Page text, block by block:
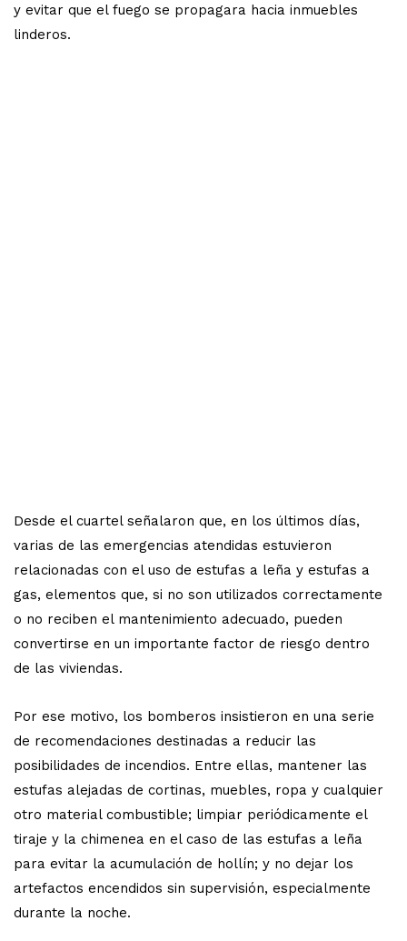
y evitar que el fuego se propagara hacia inmuebles
linderos.
Desde el cuartel señalaron que, en los últimos días,
varias de las emergencias atendidas estuvieron
relacionadas con el uso de estufas a leña y estufas a
gas, elementos que, si no son utilizados correctamente
o no reciben el mantenimiento adecuado, pueden
convertirse en un importante factor de riesgo dentro
de las viviendas.
Por ese motivo, los bomberos insistieron en una serie
de recomendaciones destinadas a reducir las
posibilidades de incendios. Entre ellas, mantener las
estufas alejadas de cortinas, muebles, ropa y cualquier
otro material combustible; limpiar periódicamente el
tiraje y la chimenea en el caso de las estufas a leña
para evitar la acumulación de hollín; y no dejar los
artefactos encendidos sin supervisión, especialmente
durante la noche.